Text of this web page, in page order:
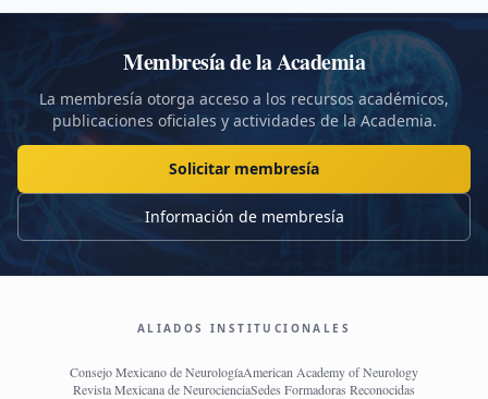
Membresía de la Academia
La membresía otorga acceso a los recursos académicos,
publicaciones oficiales y actividades de la Academia.
Solicitar membresía
Información de membresía
ALIADOS INSTITUCIONALES
Consejo Mexicano de NeurologíaAmerican Academy of Neurology
Revista Mexicana de NeurocienciaSedes Formadoras Reconocidas